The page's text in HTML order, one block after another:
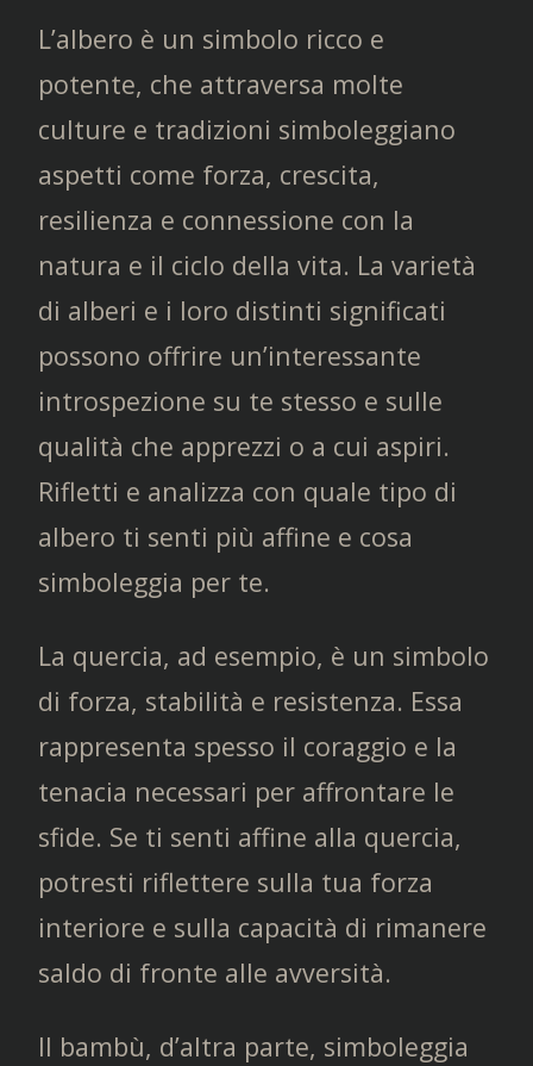
L’albero è un simbolo ricco e
potente, che attraversa molte
culture e tradizioni simboleggiano
aspetti come forza, crescita,
resilienza e connessione con la
natura e il ciclo della vita. La varietà
di alberi e i loro distinti significati
possono offrire un’interessante
introspezione su te stesso e sulle
qualità che apprezzi o a cui aspiri.
Rifletti e analizza con quale tipo di
albero ti senti più affine e cosa
simboleggia per te.
La quercia, ad esempio, è un simbolo
di forza, stabilità e resistenza. Essa
rappresenta spesso il coraggio e la
tenacia necessari per affrontare le
sfide. Se ti senti affine alla quercia,
potresti riflettere sulla tua forza
interiore e sulla capacità di rimanere
saldo di fronte alle avversità.
Il bambù, d’altra parte, simboleggia